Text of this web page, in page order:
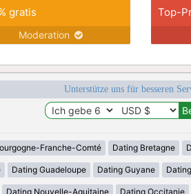
gratis
Moderation
Top-
Unterstütze uns für besseren
Franche-Comté Dating Bretagne
Dating Guadeloupe Dating Guyane
Dating Nouvelle-Aquitaine Dating Occitanie